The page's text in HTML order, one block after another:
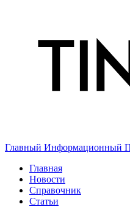
Главный Информационный
Главная
Новости
Справочник
Статьи